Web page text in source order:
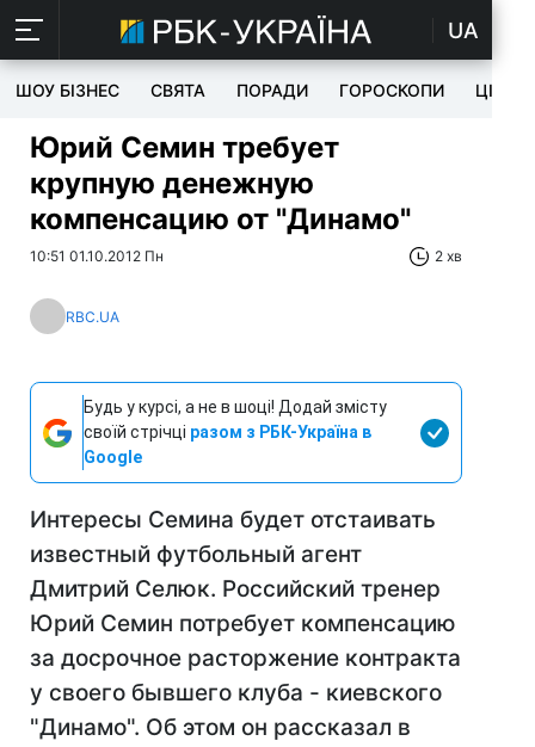
UA
ШОУ БІЗНЕС СВЯТА ПОРАДИ ГОРОСКОПИ ЦІКАВЕ
Юрий Семин требует
крупную денежную
компенсацию от "Динамо"
10:51 01.10.2012 Пн 2 хв
RBC.UA
Будь у курсі, а не в шоці! Додай змісту
своїй стрічці разом з РБК-Україна в
Google
Интересы Семина будет отстаивать
известный футбольный агент
Дмитрий Селюк. Российский тренер
Юрий Семин потребует компенсацию
за досрочное расторжение контракта
у своего бывшего клуба - киевского
"Динамо". Об этом он рассказал в